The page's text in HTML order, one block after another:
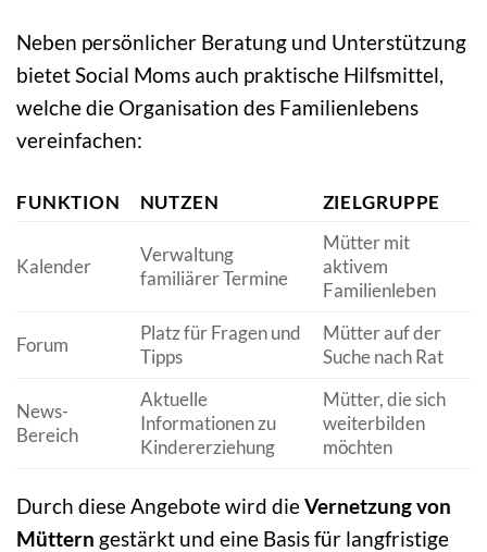
Neben persönlicher Beratung und Unterstützung
bietet Social Moms auch praktische Hilfsmittel,
welche die Organisation des Familienlebens
vereinfachen:
FUNKTION NUTZEN ZIELGRUPPE
Kalender
Verwaltung
familiärer Termine
Mütter mit
aktivem
Familienleben
Forum
Platz für Fragen und
Tipps
Mütter auf der
Suche nach Rat
News-
Bereich
Aktuelle
Informationen zu
Kindererziehung
Mütter, die sich
weiterbilden
möchten
Durch diese Angebote wird dieVernetzung von
Müttern gestärkt und eine Basis für langfristige